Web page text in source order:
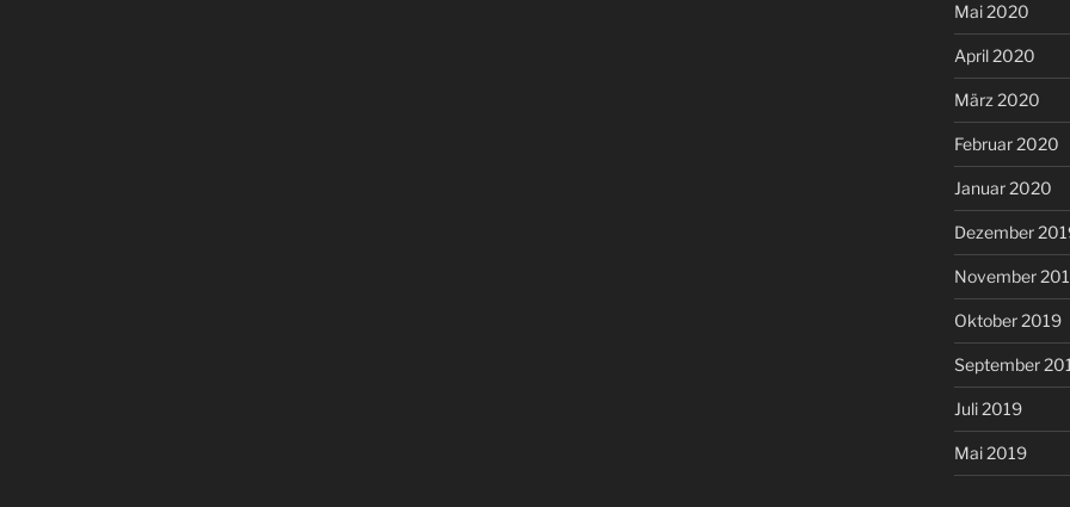
Mai 2020
April 2020
März 2020
Februar 2020
Januar 2020
Dezember
November
Oktober 2019
September
Juli 2019
Mai 2019